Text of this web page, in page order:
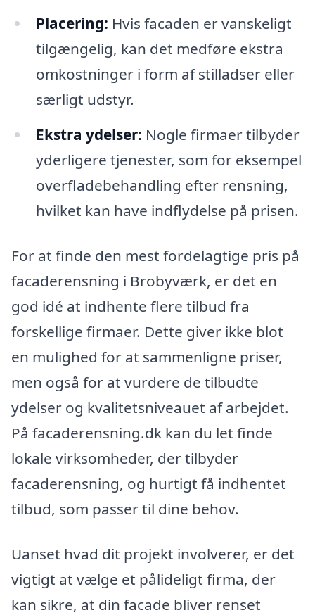
Placering: Hvis facaden er vanskeligt
tilgængelig, kan det medføre ekstra
omkostninger i form af stilladser eller
særligt udstyr.
Ekstra ydelser: Nogle firmaer tilbyder
yderligere tjenester, som for eksempel
overfladebehandling efter rensning,
hvilket kan have indflydelse på prisen.
For at finde den mest fordelagtige pris på
facaderensning i Brobyværk, er det en
god idé at indhente flere tilbud fra
forskellige firmaer. Dette giver ikke blot
en mulighed for at sammenligne priser,
men også for at vurdere de tilbudte
ydelser og kvalitetsniveauet af arbejdet.
På facaderensning.dk kan du let finde
lokale virksomheder, der tilbyder
facaderensning, og hurtigt få indhentet
tilbud, som passer til dine behov.
Uanset hvad dit projekt involverer, er det
vigtigt at vælge et pålideligt firma, der
kan sikre, at din facade bliver renset